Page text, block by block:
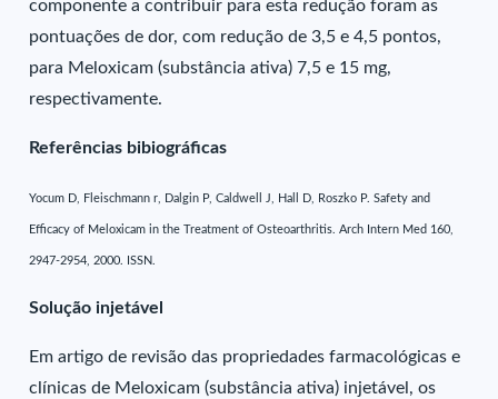
componente a contribuir para esta redução foram as
pontuações de dor, com redução de 3,5 e 4,5 pontos,
para Meloxicam (substância ativa) 7,5 e 15 mg,
respectivamente.
Referências bibiográficas
Yocum D, Fleischmann r, Dalgin P, Caldwell J, Hall D, Roszko P. Safety and
Efficacy of Meloxicam in the Treatment of Osteoarthritis. Arch Intern Med 160,
2947-2954, 2000. ISSN.
Solução injetável
Em artigo de revisão das propriedades farmacológicas e
clínicas de Meloxicam (substância ativa) injetável, os